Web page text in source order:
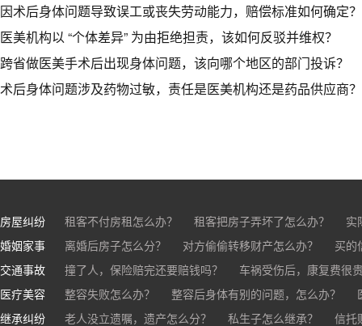
因术后身体问题导致误工或丧失劳动能力，赔偿标准如何确定？
医美机构以 “个体差异” 为由拒绝担责，该如何反驳并维权？
跨省做医美手术后出现身体问题，该向哪个地区的部门投诉？
术后身体问题涉及药物过敏，责任是医美机构还是药品供应商？
房屋纠纷 租客不付房租怎么办？ 租客把房子弄坏了怎么办？
实
房东不退押金怎么办？
买房的定金能退吗？ 买的房子
婚姻家事 离婚后房子怎么分？ 对方偷偷转移财产怎么办？
买的
离婚了公司股权怎么处理？
离婚后财产怎么分？
交通事故 撞了人，保险赔完还要赔钱吗？
车祸受伤后，康复费很
交通事故中，医保和对方赔偿能同时拿吗？
车祸导致人
医疗美容 整容失败怎么办？ 整容后身体有别的问题，怎么办？
医美机构宣传的与实际结果不符怎么办？
医疗事故怎么
继承纠纷 老人没立遗嘱，遗产怎么分？ 私生子怎么继承？
信托